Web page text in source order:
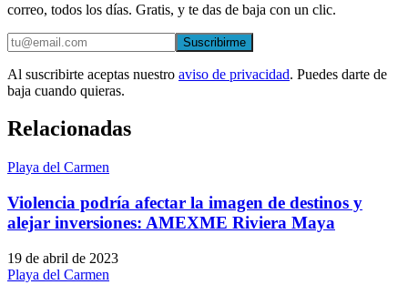
correo, todos los días. Gratis, y te das de baja con un clic.
Suscribirme
Al suscribirte aceptas nuestro aviso de privacidad. Puedes darte de
baja cuando quieras.
Relacionadas
Playa del Carmen
Violencia podría afectar la imagen de destinos y
alejar inversiones: AMEXME Riviera Maya
19 de abril de 2023
Playa del Carmen